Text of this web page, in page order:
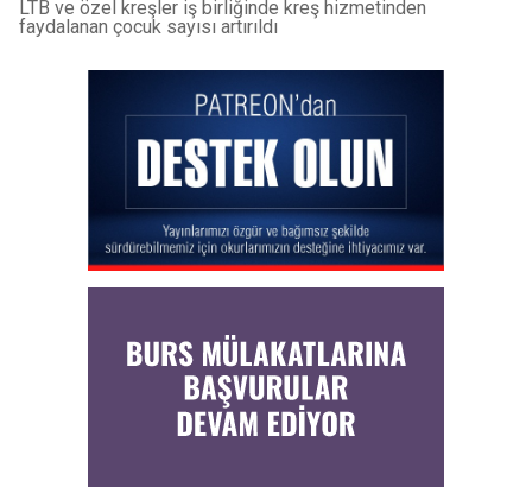
LTB ve özel kreşler iş birliğinde kreş hizmetinden
faydalanan çocuk sayısı artırıldı